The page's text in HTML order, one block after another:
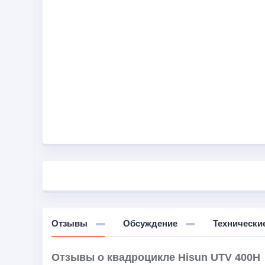
Отзывы Обсуждение
Отзывы о квадроцикле Hisun UTV 400H